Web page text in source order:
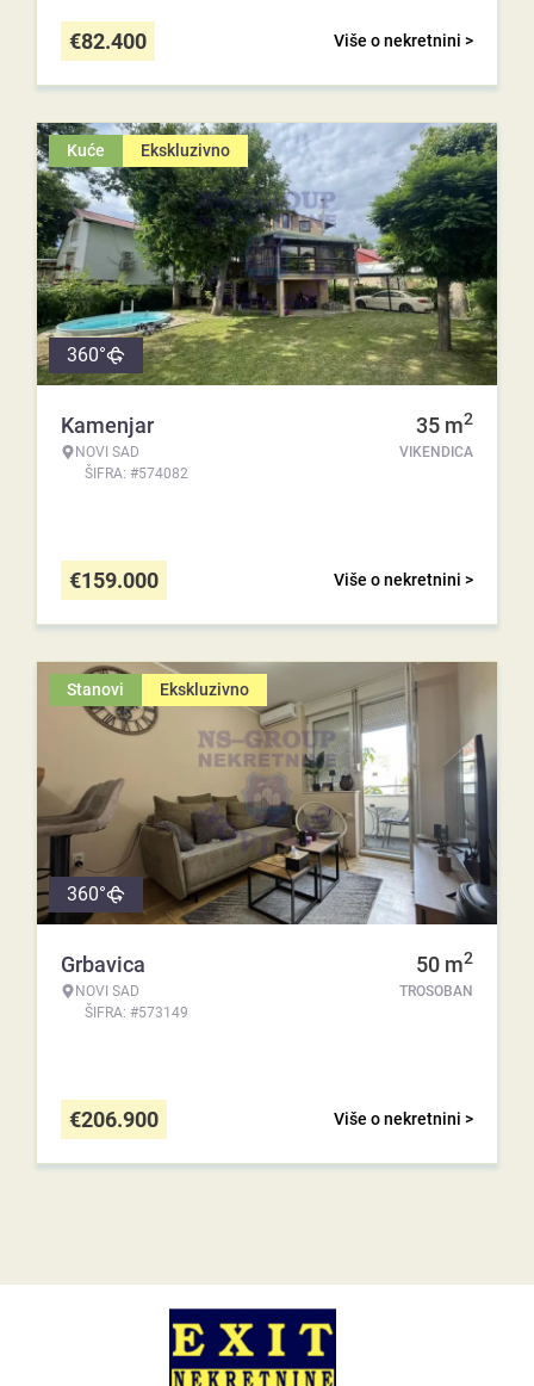
Više o nekretnini >
€82.400
Kuće Ekskluzivno
360°
Kamenjar
NOVI SAD
ŠIFRA: #574082
35 m2
VIKENDICA
Više o nekretnini >
€159.000
Stanovi Ekskluzivno
360°
Grbavica
NOVI SAD
ŠIFRA: #573149
50 m2
TROSOBAN
Više o nekretnini >
€206.900